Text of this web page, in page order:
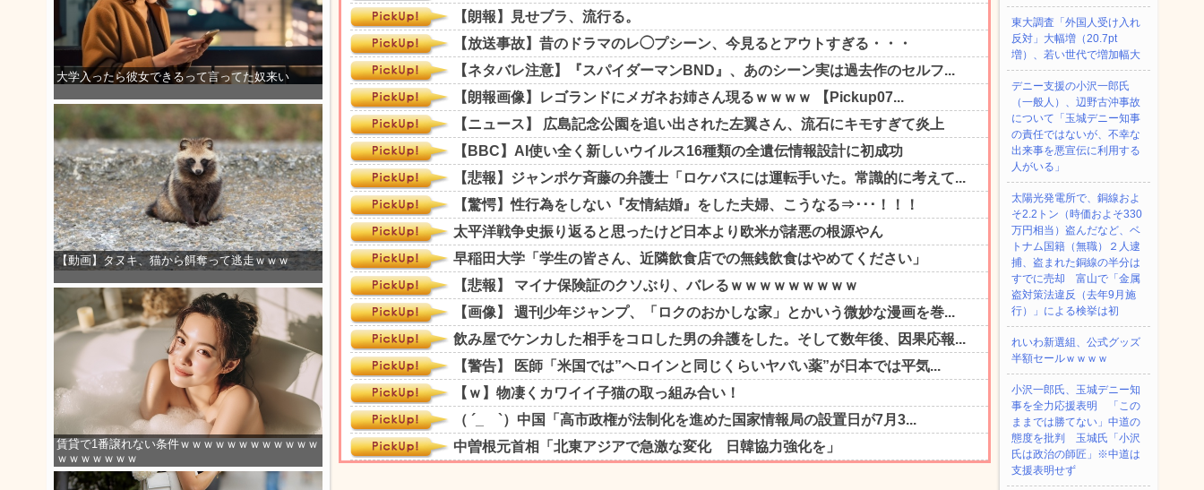
大学入ったら彼女できるって言ってた奴来い
【動画】タヌキ、猫から餌奪って逃走ｗｗｗ
賃貸で1番譲れない条件ｗｗｗｗｗｗｗｗｗｗｗｗ
ｗｗｗｗｗｗｗ
東大調査「外国人受け入れ
反対」大幅増（20.7pt
増）、若い世代で増加幅大
デニー支援の小沢一郎氏
（一般人）、辺野古沖事故
について「玉城デニー知事
の責任ではないが、不幸な
出来事を悪宣伝に利用する
人がいる」
太陽光発電所で、銅線およ
そ2.2トン（時価およそ330
万円相当）盗んだなど、ベ
トナム国籍（無職）２人逮
捕、盗まれた銅線の半分は
すでに売却 富山で「金属
盗対策法違反（去年9月施
行）」による検挙は初
れいわ新選組、公式グッズ
半額セールｗｗｗｗ
小沢一郎氏、玉城デニー知
事を全力応援表明 「この
ままでは勝てない」中道の
態度を批判 玉城氏「小沢
氏は政治の師匠」※中道は
支援表明せず